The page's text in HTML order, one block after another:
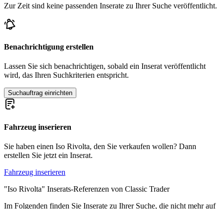
Zur Zeit sind keine passenden Inserate zu Ihrer Suche veröffentlicht.
Benachrichtigung erstellen
Lassen Sie sich benachrichtigen, sobald ein Inserat veröffentlicht
wird, das Ihren Suchkriterien entspricht.
Suchauftrag einrichten
Fahrzeug inserieren
Sie haben einen Iso Rivolta, den Sie verkaufen wollen? Dann
erstellen Sie jetzt ein Inserat.
Fahrzeug inserieren
"Iso Rivolta" Inserats-Referenzen von Classic Trader
Im Folgenden finden Sie Inserate zu Ihrer Suche, die nicht mehr auf